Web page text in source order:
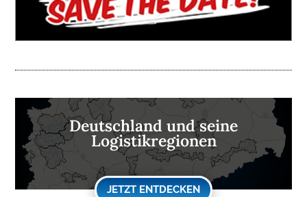
Deutschland und seine
Logistikregionen
JETZT ENTDECKEN